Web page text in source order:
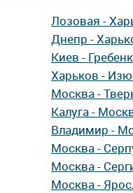
Лозовая -
Днепр -
Киев -
Харьков -
Москва -
Калуга -
Владимир -
Москва -
Москва -
Москва -